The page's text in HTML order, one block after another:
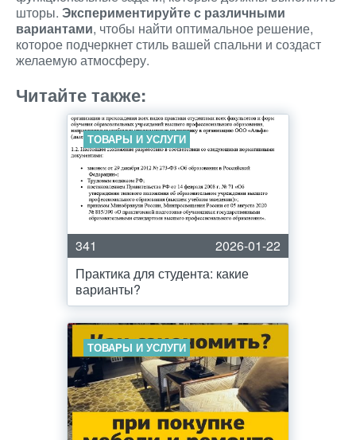
шторы. Экспериментируйте с различными
вариантами, чтобы найти оптимальное решение,
которое подчеркнет стиль вашей спальни и создаст
желаемую атмосферу.
Читайте также:
ТОВАРЫ И УСЛУГИ
341
2026-01-22
Практика для студента: какие
варианты?
ТОВАРЫ И УСЛУГИ